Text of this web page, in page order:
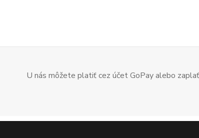
U nás môžete platiť cez účet GoPay alebo